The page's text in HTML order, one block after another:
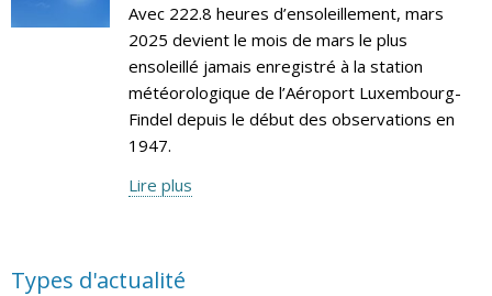
Avec 222.8 heures d’ensoleillement, mars
2025 devient le mois de mars le plus
ensoleillé jamais enregistré à la station
météorologique de l’Aéroport Luxembourg-
Findel depuis le début des observations en
1947.
Lire plus
Types d'actualité